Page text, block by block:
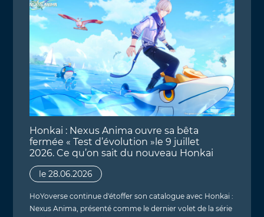
Honkai : Nexus Anima ouvre sa bêta
fermée « Test d’évolution »le 9 juillet
2026. Ce qu’on sait du nouveau Honkai
le 28.06.2026
HoYoverse continue d'étoffer son catalogue avec Honkai :
Nexus Anima, présenté comme le dernier volet de la série